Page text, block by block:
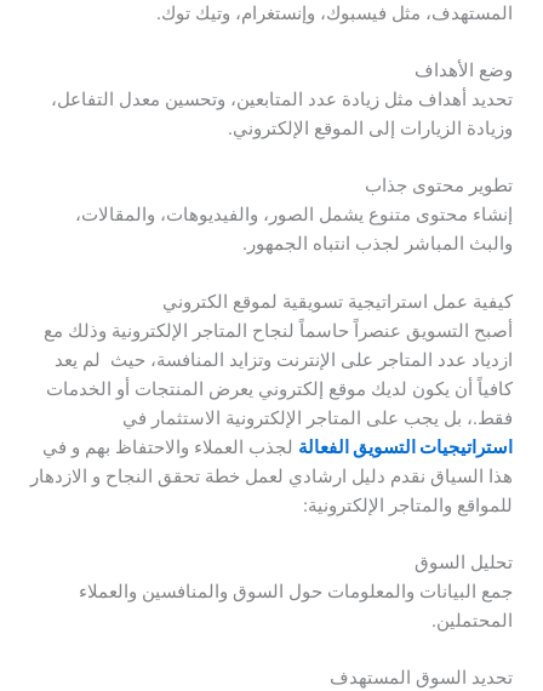
المستهدف، مثل فيسبوك، وإنستغرام، وتيك توك.
وضع الأهداف
تحديد أهداف مثل زيادة عدد المتابعين، وتحسين معدل التفاعل،
وزيادة الزيارات إلى الموقع الإلكتروني.
تطوير محتوى جذاب
إنشاء محتوى متنوع يشمل الصور، والفيديوهات، والمقالات،
والبث المباشر لجذب انتباه الجمهور.
كيفية عمل استراتيجية تسويقية لموقع الكتروني
أصبح التسويق عنصراً حاسماً لنجاح المتاجر الإلكترونية وذلك مع
ازدياد عدد المتاجر على الإنترنت وتزايد المنافسة، حيث لم يعد
كافياً أن يكون لديك موقع إلكتروني يعرض المنتجات أو الخدمات
فقط.، بل يجب على المتاجر الإلكترونية الاستثمار في
استراتيجيات التسويق الفعالة لجذب العملاء والاحتفاظ بهم و في
هذا السياق نقدم دليل ارشادي لعمل خطة تحقق النجاح و الازدهار
للمواقع والمتاجر الإلكترونية:
تحليل السوق
جمع البيانات والمعلومات حول السوق والمنافسين والعملاء
المحتملين.
تحديد السوق المستهدف